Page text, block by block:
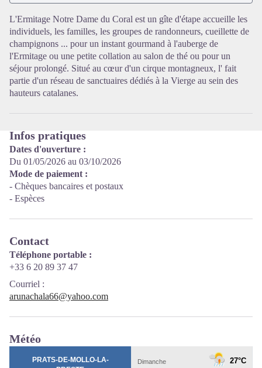
Voir l'image en plein écran
L'Ermitage Notre Dame du Coral est un gîte d'étape accueille les
individuels, les familles, les groupes de randonneurs, cueillette de
champignons ... pour un instant gourmand à l'auberge de
l'Ermitage ou une petite collation au salon de thé ou pour un
séjour prolongé. Situé au cœur d'un cirque montagneux, l' fait
partie d'un réseau de sanctuaires dédiés à la Vierge au sein des
hauteurs catalanes.
Infos pratiques
Dates d'ouverture :
Du 01/05/2026 au 03/10/2026
Mode de paiement :
- Chèques bancaires et postaux
- Espèces
Contact
Téléphone portable :
+33 6 20 89 37 47
Courriel :
arunachala66@yahoo.com
Météo